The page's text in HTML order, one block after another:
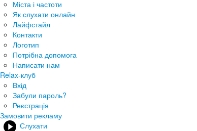
Міста і частоти
Як слухати онлайн
Лайфстайл
Контакти
Логотип
Потрібна допомога
Написати нам
Relax-клуб
Вхід
Забули пароль?
Реєстрація
Замовити рекламу
Слухати